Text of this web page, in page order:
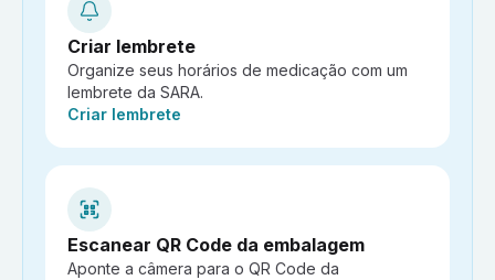
Criar lembrete
Organize seus horários de medicação com um
lembrete da SARA.
Ação:
Criar lembrete
Escanear QR Code da embalagem
Aponte a câmera para o QR Code da